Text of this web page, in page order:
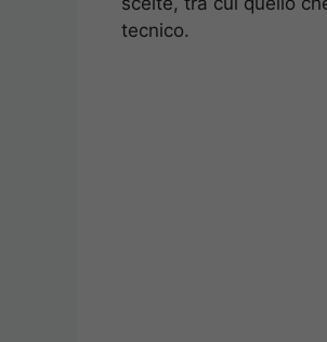
tecnico.